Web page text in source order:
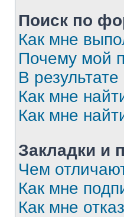
Поиск по
Как мне
Почему мой
В
Как мне
Как мне
Закладки и
Чем
Как мне
Как мне